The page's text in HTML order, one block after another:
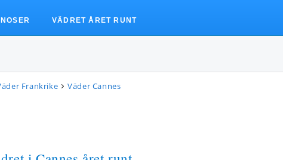
Frankrike Väder Cannes
VÄDRET ÅRET RUNT